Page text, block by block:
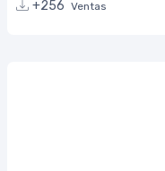
+256 Ventas